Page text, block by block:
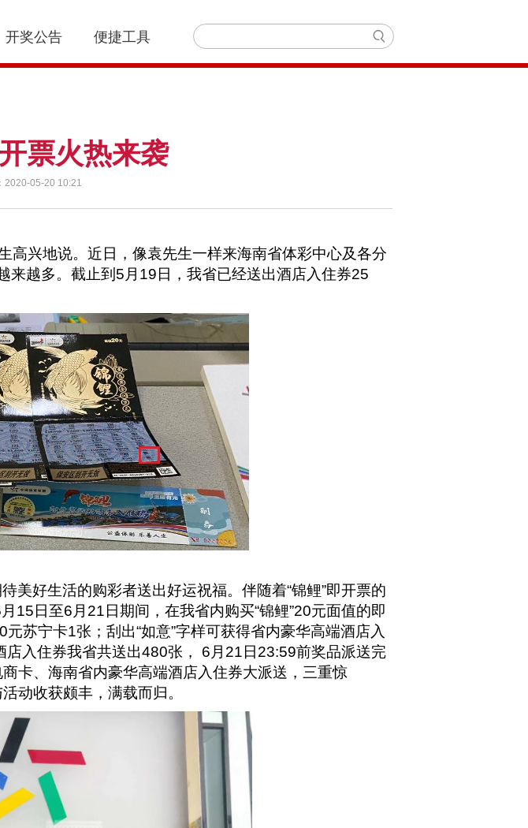
开奖公告 便捷工具
票火热来袭
2020-05-20 10:21
高兴地说。近日，像袁先生一样来海南省体彩中心及各分
来越多。截止到5月19日，我省已经送出酒店入住券25
美好生活的购彩者送出好运祝福。伴随着“锦鲤”即开票的
15日至6月21日期间，在我省内购买“锦鲤”20元面值的即
苏宁卡1张；刮出“如意”字样可获得省内豪华高端酒店入
入住券我省共送出480张， 6月21日23:59前奖品派送完
卡、海南省内豪华高端酒店入住券大派送，三重惊
动收获颇丰，满载而归。